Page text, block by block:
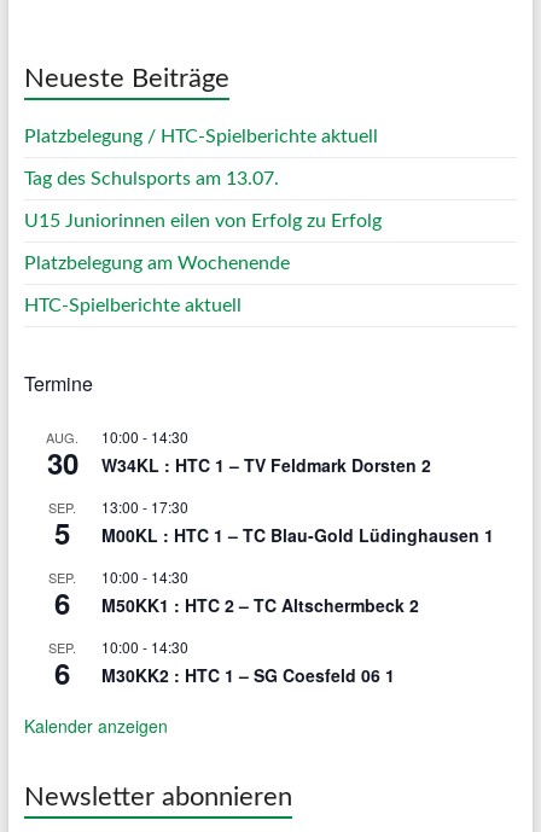
Neueste Beiträge
Platzbelegung / HTC-Spielberichte aktuell
Tag des Schulsports am 13.07.
U15 Juniorinnen eilen von Erfolg zu Erfolg
Platzbelegung am Wochenende
HTC-Spielberichte aktuell
Termine
AUG.
30
10:00 - 14:30
W34KL : HTC 1 – TV Feldmark Dorsten 2
SEP.
5
13:00 - 17:30
M00KL : HTC 1 – TC Blau-Gold Lüdinghausen 1
SEP.
6
10:00 - 14:30
M50KK1 : HTC 2 – TC Altschermbeck 2
SEP.
6
10:00 - 14:30
M30KK2 : HTC 1 – SG Coesfeld 06 1
Kalender anzeigen
Newsletter abonnieren